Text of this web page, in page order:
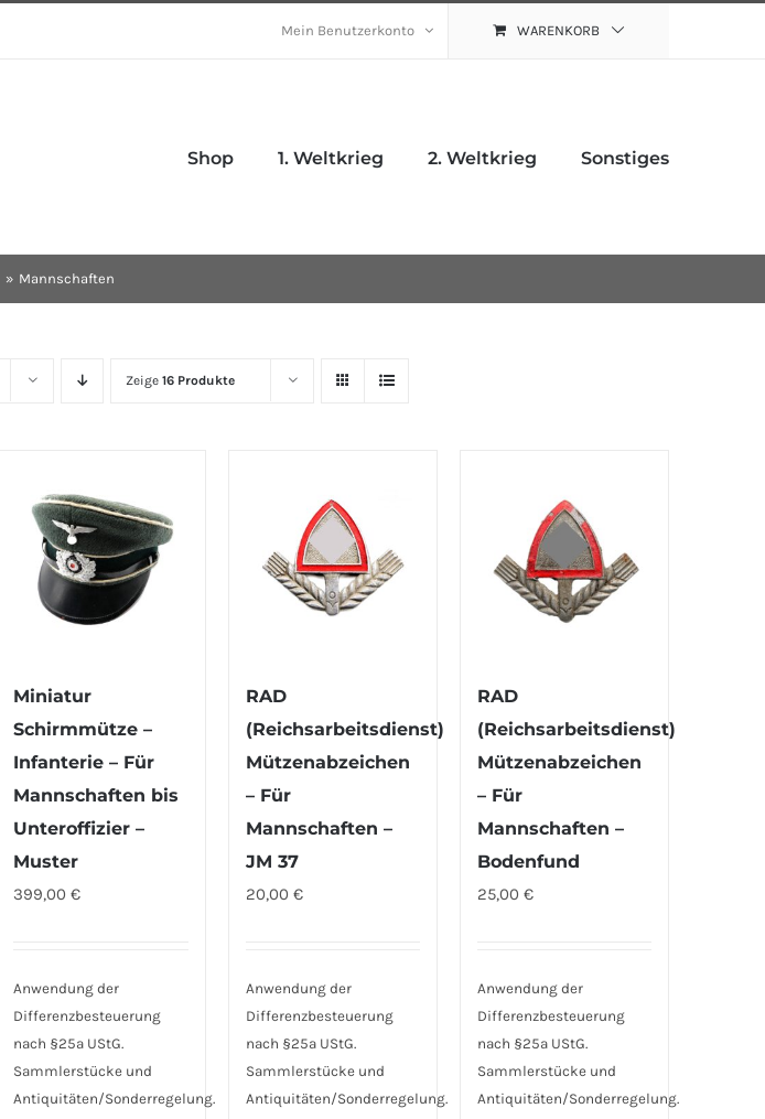
Mein Benutzerkonto WARENKORB
Shop 1. Weltkrieg 2. Weltkrieg Sonstiges
Mannschaften
Zeige16 Produkte
Miniatur
Schirmmütze –
Infanterie – Für
Mannschaften bis
Unteroffizier –
Muster
399,00€
Anwendung der
Differenzbesteuerung
nach §25a UStG.
Sammlerstücke und
Antiquitäten/Sonderregelung.
RAD
(Reichsarbeitsdienst)
Mützenabzeichen
– Für
Mannschaften –
JM 37
20,00 €
Anwendung der
Differenzbesteuerung
nach §25a UStG.
Sammlerstücke und
Antiquitäten/Sonderregelung.
RAD
(Reichsarbeitsdienst)
Mützenabzeichen
– Für
Mannschaften –
Bodenfund
25,00 €
Anwendung der
Differenzbesteuerung
nach §25a UStG.
Sammlerstücke und
Antiquitäten/Sonderregelung.